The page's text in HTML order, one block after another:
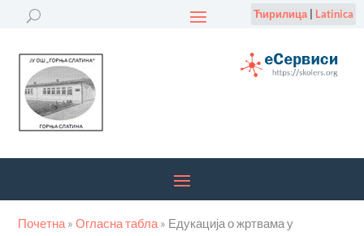
Ћирилица| Latinica
Почетна »Огласна табла » Едукација о жртвама у